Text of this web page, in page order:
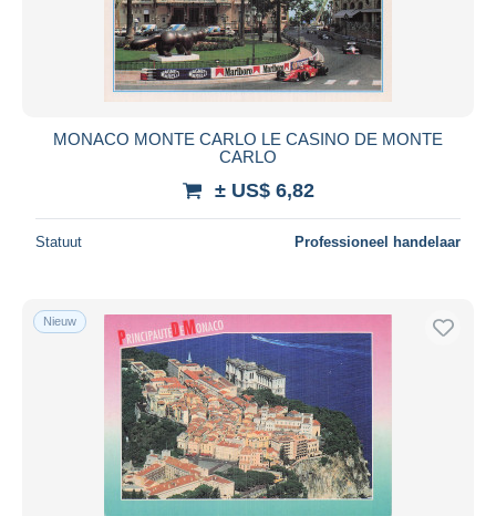
MONACO MONTE CARLO LE CASINO DE MONTE
CARLO
± US$ 6,82
Statuut Professioneel handelaar
Nieuw